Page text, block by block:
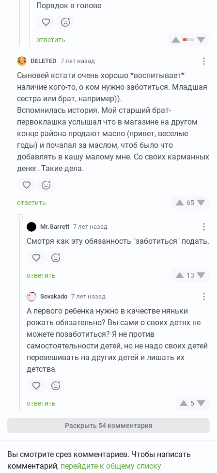
Порядок в голове
DELETED 7 лет назад
Сыновей кстати очень хорошо *воспитывает*
наличие кого-то, о ком нужно заботиться. Младшая
сестра или брат, например)).
Вспомнилась история. Мой старший брат-
первоклашка услышал что в магазине на другом
конце района продают масло (привет, веселые
годы) и почапал за маслом, чтоб было что
добавлять в кашу малому мне. Со своих карманных
денег. Такие дела.
65
Mr.Garrett 7 лет назад
Смотря как эту обязанность "заботиться" подать.
13
Sovakado 7 лет назад
А первого ребенка нужно в качестве няньки
рожать обязательно? Вы сами о своих детях не
можете позаботиться? Я не против
самостоятельности детей, но не надо своих детей
перевешивать на других детей и лишать их
детства
5
Раскрыть 54 комментария
Вы смотрите срез комментариев. Чтобы написать
комментарий, перейдите к общему списку